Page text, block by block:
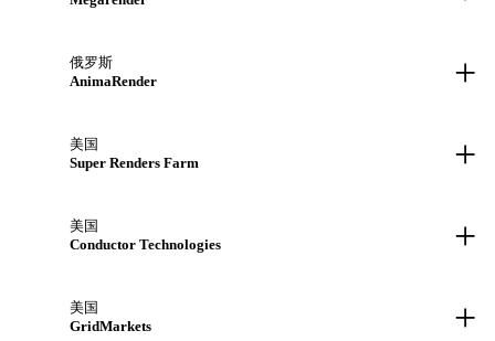
俄罗斯
AnimaRender
+
美国
Super Renders Farm
+
美国
Conductor Technologies
+
美国
GridMarkets
+